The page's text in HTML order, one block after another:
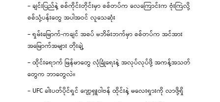
– ချင်းပြည်နဲ့ စစ်ကိုင်းတိုင်းမှာ စစ်တပ်က လေကြောင်းက ဗုံးကြဲလို့
စစ်သုံ့ပန်းတွေ အပါအဝင် လူသေဆုံး
– ရှမ်းမြောက်-ကချင် အစပ် မဘိမ်းဘက်မှာ စစ်တပ်က အင်အား
အမြောက်အများ တိုးချဲ့
– ထိုင်းရောက် မြန်မာတွေ လုံခြုံရေးနဲ့ အလုပ်လုပ်ဖို့ အကန့်အသတ်
တွေက ဘာတွေလဲ။
– UFC ခါးပတ်ပိုင်ရှင် ဂျော့ရှူဝါဗန် ထိုင်းနဲ့ မလေးရှားကို လာဖို့ရှိ